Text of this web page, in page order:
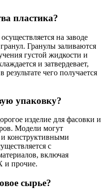
пластика?
на заводе
Гранулы заливаются
густой жидкости и
и затвердевает,
чего получается
упаковку?
изделие для фасовки и
Модели могут
и конструктивными
с
включая
и прочие.
сырье?